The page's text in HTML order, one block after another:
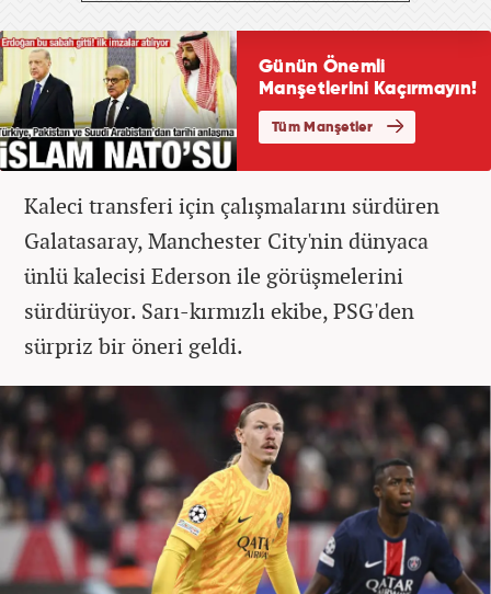
Kaleci transferi için çalışmalarını sürdüren
Galatasaray, Manchester City'nin dünyaca
ünlü kalecisi Ederson ile görüşmelerini
sürdürüyor. Sarı-kırmızlı ekibe, PSG'den
sürpriz bir öneri geldi.